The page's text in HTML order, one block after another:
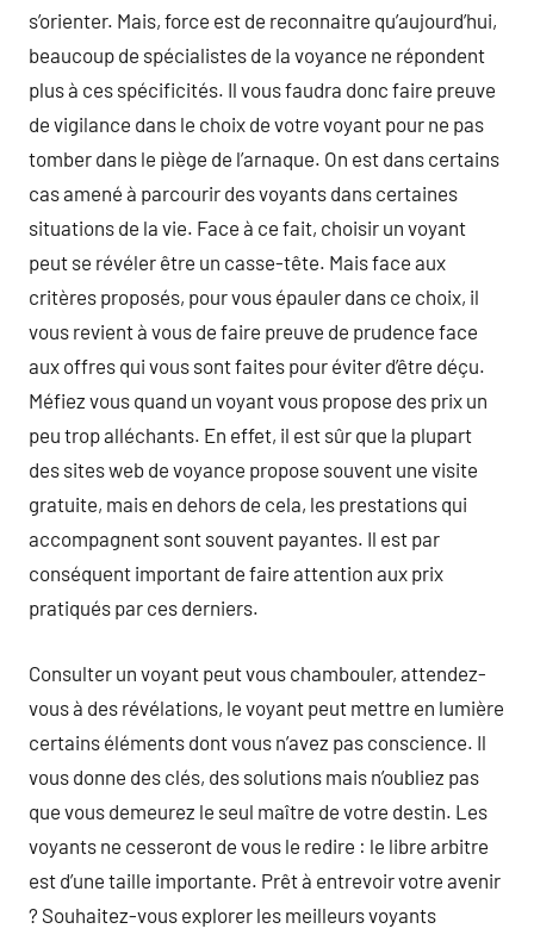
s’orienter. Mais, force est de reconnaitre qu’aujourd’hui,
beaucoup de spécialistes de la voyance ne répondent
plus à ces spécificités. Il vous faudra donc faire preuve
de vigilance dans le choix de votre voyant pour ne pas
tomber dans le piège de l’arnaque. On est dans certains
cas amené à parcourir des voyants dans certaines
situations de la vie. Face à ce fait, choisir un voyant
peut se révéler être un casse-tête. Mais face aux
critères proposés, pour vous épauler dans ce choix, il
vous revient à vous de faire preuve de prudence face
aux offres qui vous sont faites pour éviter d’être déçu.
Méfiez vous quand un voyant vous propose des prix un
peu trop alléchants. En effet, il est sûr que la plupart
des sites web de voyance propose souvent une visite
gratuite, mais en dehors de cela, les prestations qui
accompagnent sont souvent payantes. Il est par
conséquent important de faire attention aux prix
pratiqués par ces derniers.
Consulter un voyant peut vous chambouler, attendez-
vous à des révélations, le voyant peut mettre en lumière
certains éléments dont vous n’avez pas conscience. Il
vous donne des clés, des solutions mais n’oubliez pas
que vous demeurez le seul maître de votre destin. Les
voyants ne cesseront de vous le redire : le libre arbitre
est d’une taille importante. Prêt à entrevoir votre avenir
? Souhaitez-vous explorer les meilleurs voyants